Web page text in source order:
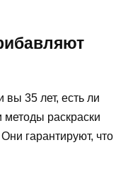
вы 35 лет, есть ли
методы раскраски
гарантируют, что